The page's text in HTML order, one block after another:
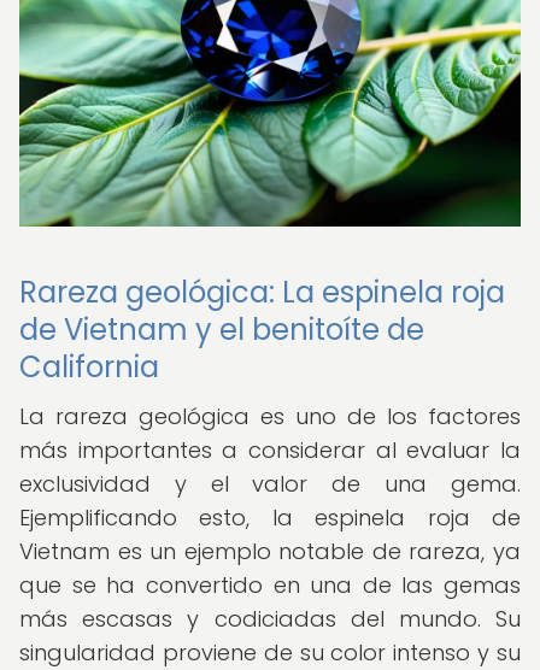
Rareza geológica: La espinela roja
de Vietnam y el benitoíte de
California
La rareza geológica es uno de los factores
más importantes a considerar al evaluar la
exclusividad y el valor de una gema.
Ejemplificando esto, la espinela roja de
Vietnam es un ejemplo notable de rareza, ya
que se ha convertido en una de las gemas
más escasas y codiciadas del mundo. Su
singularidad proviene de su color intenso y su